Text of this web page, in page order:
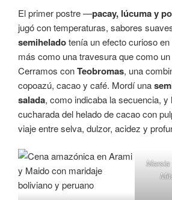
El primer postre —pacay, lúcuma y
jugó con temperaturas, sabores
semiheladotenía un efecto curioso
más como una travesura que como
Cerramos conTeobromas, una
copoazú, cacao y café. Mordí una
salada, como indicaba la secuencia, y
cucharada del helado de cacao con
viaje entre selva, dulzor, acidez y
Marsia